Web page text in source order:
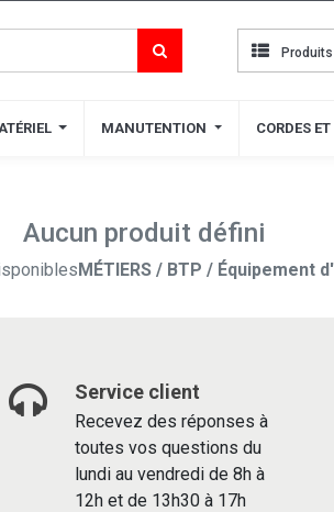
MANUTENTION CORDES
MANUTENTION CORDES
Aucun produit défini
MÉTIERS / BTP / Équipement
Service client
Recevez des réponses à
toutes vos questions du
lundi au vendredi de 8h à
12h et de 13h30 à 17h